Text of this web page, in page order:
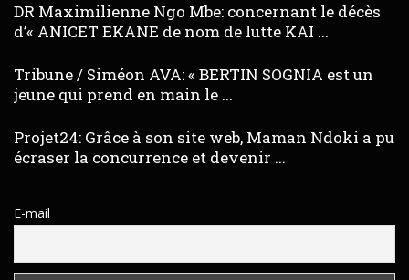
DR Maximilienne Ngo Mbe: concernant le décès
d’« ANICET EKANE de nom de lutte KAI ...
Tribune / Siméon AVA: « BERTIN SOGNIA est un
jeune qui prend en main le ...
Projet24: Grâce à son site web, Maman Ndoki a pu
écraser la concurrence et devenir ...
E-mail